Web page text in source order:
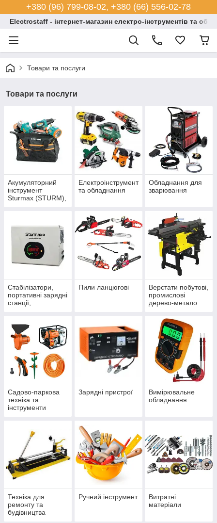
+380 (96) 799-08-02, +380 (66) 556-02-78
Electrostaff - інтернет-магазин електро-інструментів та
Товари та послуги
Товари та послуги
Акумуляторний
інструмент
Sturmax (STURM),
Електроінструмент
та обладнання
Обладнання для
зварювання
Стабілізатори,
портативні зарядні
станції,
них
Пили ланцюгові
Верстати побутові,
промислові
дерево-метало
комбіновані
Садово-паркова
техніка та
інструменти
Зарядні пристрої
Вимірювальне
обладнання
Техніка для
ремонту та
будівництва
Ручний інструмент
Витратні
матеріали